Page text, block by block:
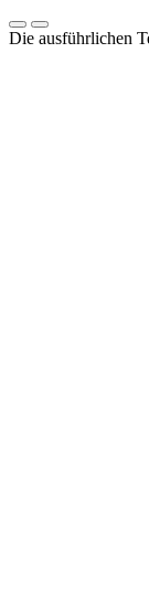
Die ausführlichen